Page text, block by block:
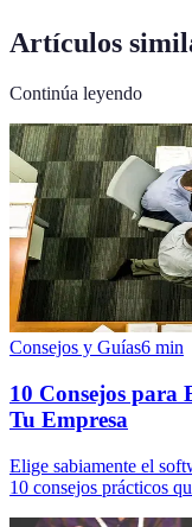
Artículos
Continúa leyendo
Consejos y Guías6 min
10 Consejos para
Tu Empresa
Elige sabiamente el
10 consejos prácticos